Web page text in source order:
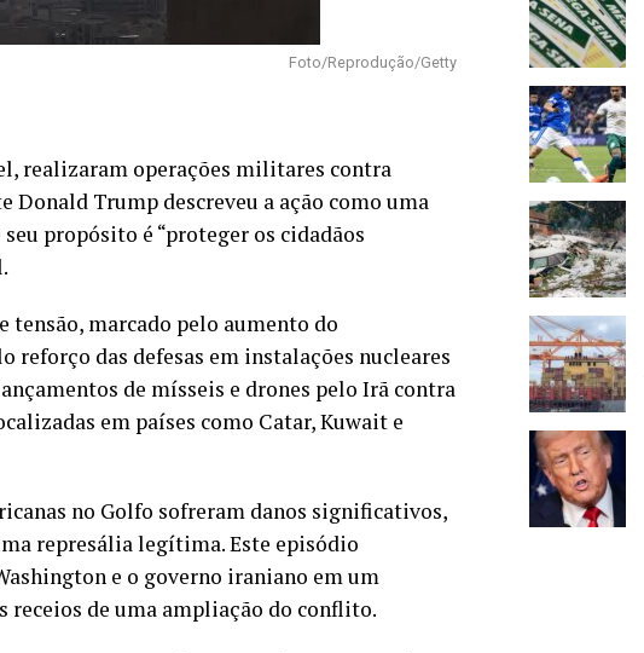
Foto/Reprodução/Getty
realizaram operações militares contra
Donald Trump descreveu a ação como uma
propósito é “proteger os cidadãos
tensão, marcado pelo aumento do
das defesas em instalações nucleares
de mísseis e drones pelo Irã contra
em países como Catar, Kuwait e
no Golfo sofreram danos significativos,
represália legítima. Este episódio
e o governo iraniano em um
receios de uma ampliação do conflito.